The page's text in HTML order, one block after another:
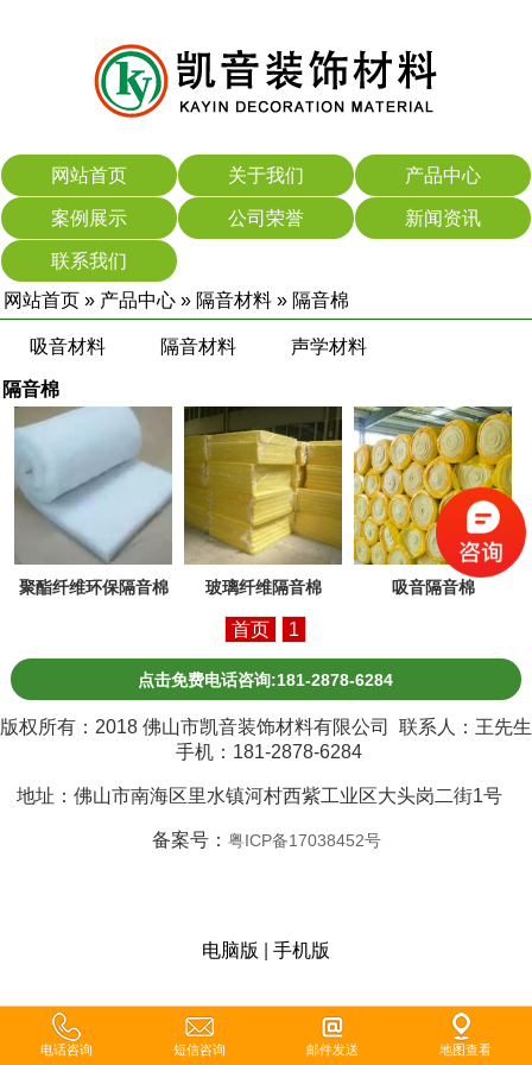
网站首页 关于我们 产品中心
案例展示 公司荣誉 新闻资讯
联系我们
网站首页 » 产品中心 » 隔音材料 » 隔音棉
吸音材料 隔音材料 声学材料
隔音棉
聚酯纤维环保隔音棉 玻璃纤维隔音棉 吸音隔音棉
首页 1
点击免费电话咨询:181-2878-6284
版权所有：2018 佛山市凯音装饰材料有限公司 联系人：王先生
手机：181-2878-6284
地址：佛山市南海区里水镇河村西紫工业区大头岗二街1号
备案号： 粤ICP备17038452号
电脑版 手机版
电话咨询 短信咨询 邮件发送 地图查看